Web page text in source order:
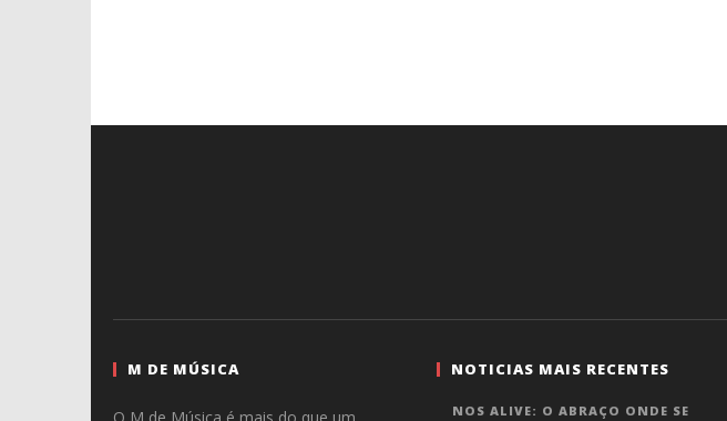
M DE MÚSICA NOTICIAS MAIS RECENTES
NOS ALIVE: O ABRAÇO ONDE SE